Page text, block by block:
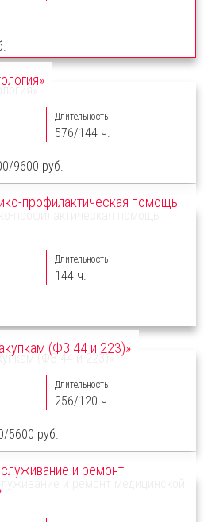
Длительность
576/144 ч.
9600 руб.
профилактическая помощь
Длительность
144 ч.
(ФЗ 44 и 223)»
Длительность
256/120 ч.
5600 руб.
и ремонт